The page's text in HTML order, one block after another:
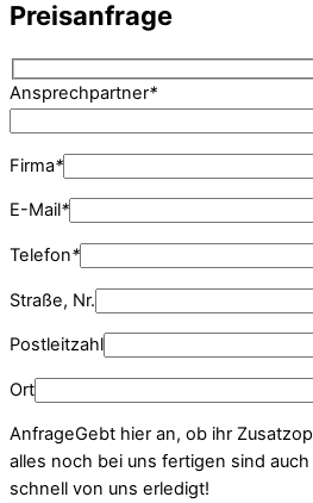
Preisanfrage
Ansprechpartner*
Firma*
E-Mail*
Telefon*
Straße, Nr.
Postleitzahl
Ort
AnfrageGebt hier an, ob ihr
alles noch bei uns fertigen sind
schnell von uns erledigt!